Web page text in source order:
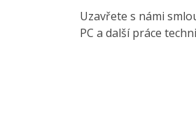
Uzavřete s námi
PC a další práce